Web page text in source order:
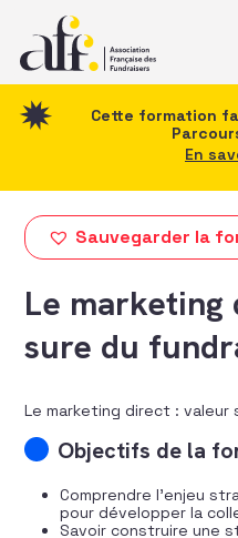
Cette formation
En
Sauvegarder la
Le
sure du
Le marketing direct : valeur
Objectifs de la
Comprendre l’enjeu
pour développer la
Savoir construire une